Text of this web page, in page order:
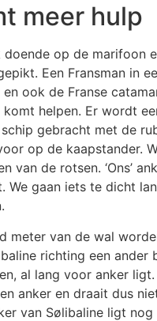
meer hulp
doende op de marifoon
Een Fransman in
ook de Franse
helpen. Er wordt
gebracht met de
op de kaapstander.
van de rotsen. ‘Ons’
We gaan iets te dicht
meter van de wal
richting een ander
al lang voor anker
anker en draait dus
van Sølibaline ligt